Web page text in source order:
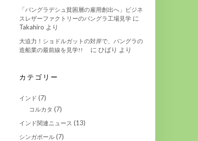
「バングラデシュ貧困層の雇用創出へ」ビジネ
スレザーファクトリーのバングラ工場見学に
Takahiro より
大迫力！ショドルガットの対岸で、バングラの
造船業の最前線を見学!!
に ひばり より
カテゴリー
インド (7)
コルカタ (7)
インド関連ニュース (13)
シンガポール(7)